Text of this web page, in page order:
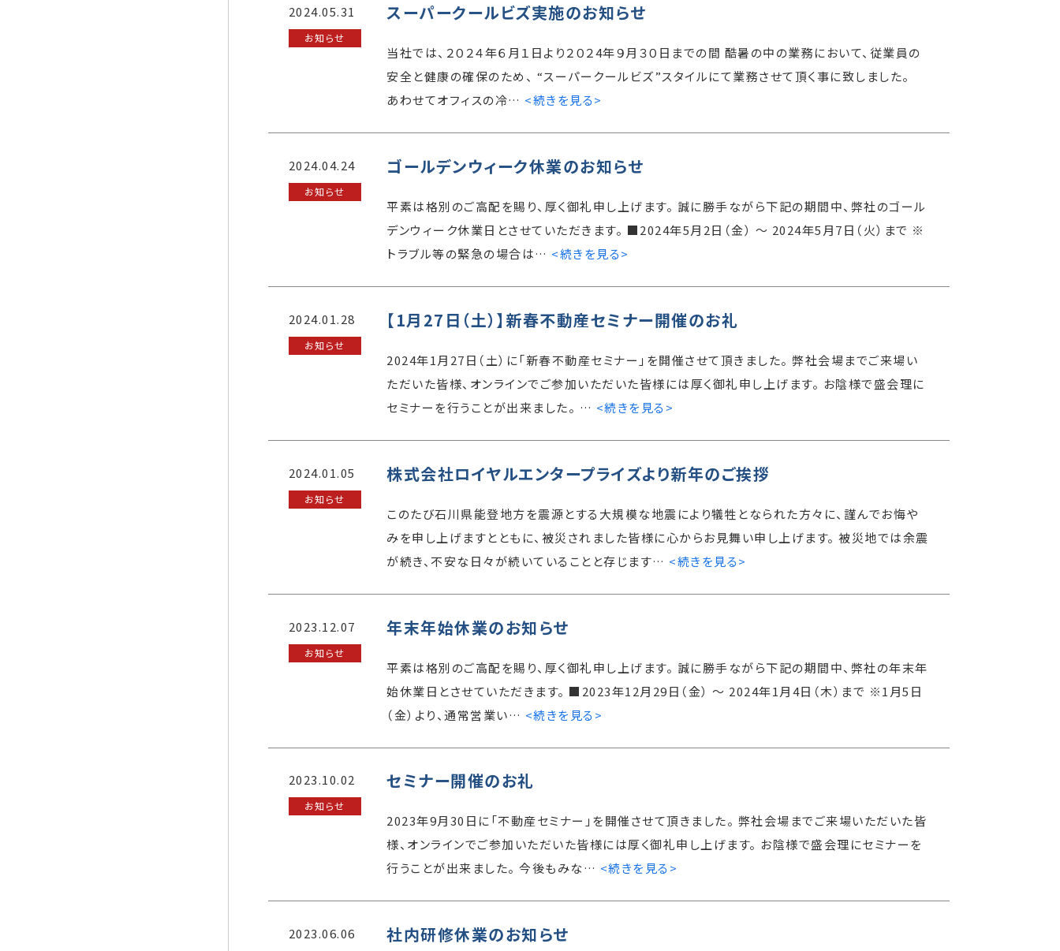
2024.05.31
お知らせ
スーパークールビズ実施のお知らせ
当社では、２０２４年６月１日より２０２4年９月３０日までの間 酷暑の中の業務において、従業員の
安全と健康の確保のため、 “スーパークールビズ”スタイルにて業務させて頂く事に致しました。
あわせてオフィスの冷… <続きを見る>
2024.04.24
お知らせ
ゴールデンウィーク休業のお知らせ
平素は格別のご高配を賜り、厚く御礼申し上げます。 誠に勝手ながら下記の期間中、弊社のゴール
デンウィーク休業日とさせていただきます。 ■2024年5月2日（金） 〜 2024年5月7日（火）まで ※
トラブル等の緊急の場合は… <続きを見る>
2024.01.28
お知らせ
【1月27日（土）】新春不動産セミナー開催のお礼
2024年1月27日（土）に「新春不動産セミナー」を開催させて頂きました。 弊社会場までご来場い
ただいた皆様、オンラインでご参加いただいた皆様には厚く御礼申し上げます。 お陰様で盛会理に
セミナーを行うことが出来ました。 … <続きを見る>
2024.01.05
お知らせ
株式会社ロイヤルエンタープライズより新年のご挨拶
このたび石川県能登地方を震源とする大規模な地震により犠牲となられた方々に、謹んでお悔や
みを申し上げますとともに、被災されました皆様に心からお見舞い申し上げます。 被災地では余震
が続き、不安な日々が続いていることと存じます… <続きを見る>
2023.12.07
お知らせ
年末年始休業のお知らせ
平素は格別のご高配を賜り、厚く御礼申し上げます。 誠に勝手ながら下記の期間中、弊社の年末年
始休業日とさせていただきます。 ■2023年12月29日（金） 〜 2024年1月4日（木）まで ※1月5日
（金）より、通常営業い… <続きを見る>
2023.10.02
お知らせ
セミナー開催のお礼
2023年9月30日に「不動産セミナー」を開催させて頂きました。 弊社会場までご来場いただいた皆
様、オンラインでご参加いただいた皆様には厚く御礼申し上げます。 お陰様で盛会理にセミナーを
行うことが出来ました。 今後もみな… <続きを見る>
2023.06.06 社内研修休業のお知らせ